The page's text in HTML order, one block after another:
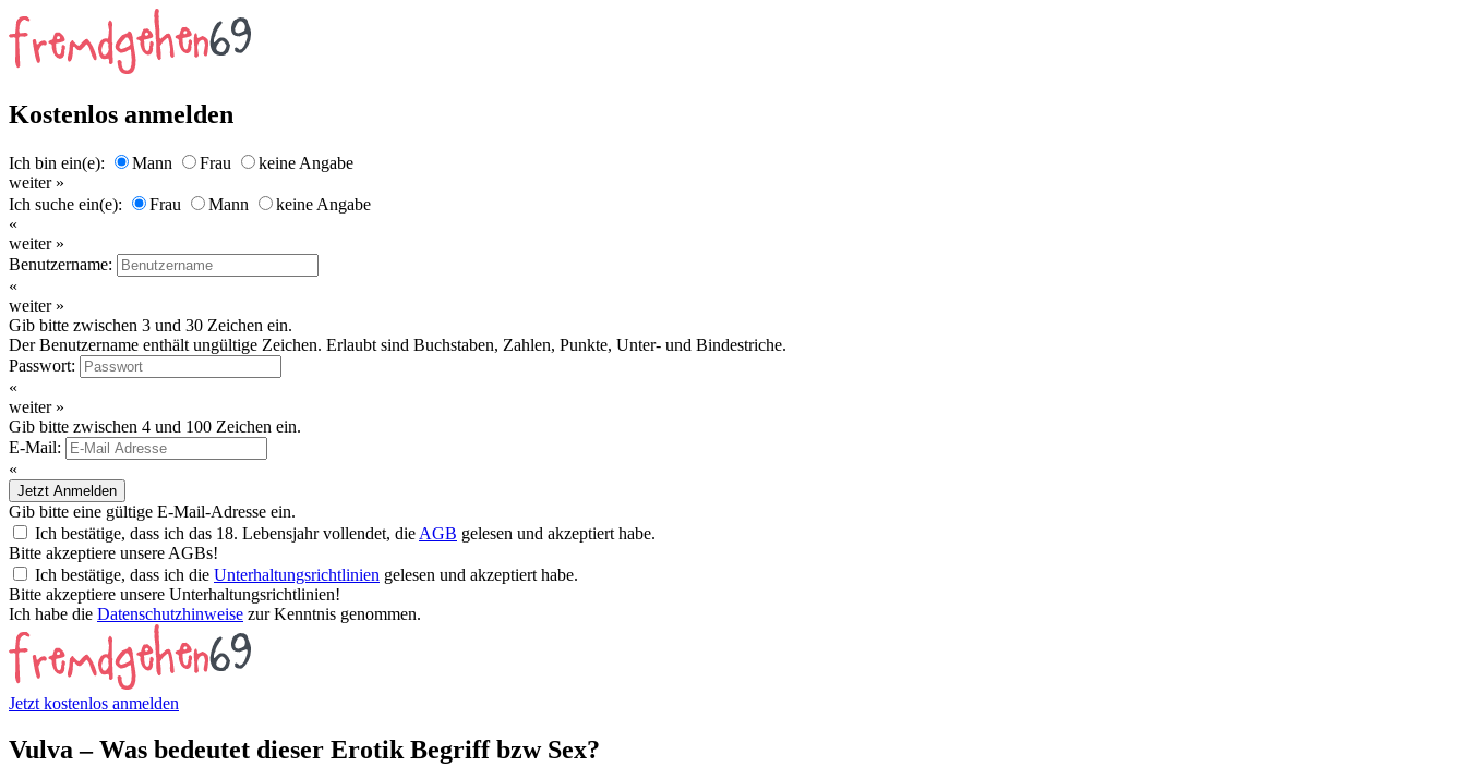
Kostenlos anmelden
Ich bin ein(e): Mann Frau
keine Angabe
weiter »
Ich suche ein(e):
Frau Mann
keine Angabe
«
weiter »
Benutzername:
«
weiter »
Gib bitte zwischen 3 und 30 Zeichen ein.
Der Benutzername enthält ungültige Zeichen. Erlaubt sind Buchstaben, Zahlen, Punkte, Unter- und Bindestriche.
Passwort:
«
weiter »
Gib bitte zwischen 4 und 100 Zeichen ein.
E-Mail:
«
Jetzt Anmelden
Gib bitte eine gültige E-Mail-Adresse ein.
Ich bestätige, dass ich das 18. Lebensjahr vollendet, die AGB gelesen und akzeptiert habe.
Bitte akzeptiere unsere AGBs!
Ich bestätige, dass ich die Unterhaltungsrichtlinien gelesen und akzeptiert habe.
Bitte akzeptiere unsere Unterhaltungsrichtlinien!
Ich habe die Datenschutzhinweise zur Kenntnis genommen.
Jetzt kostenlos anmelden
Vulva – Was bedeutet dieser Erotik Begriff bzw Sex?